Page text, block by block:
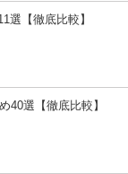
選【徹底比較】
40選【徹底比較】